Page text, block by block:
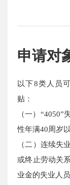
申请对
以下8类人员
贴：
（一）
性年满40周岁
（二）连续失
或终止劳动关
业金的失业人员